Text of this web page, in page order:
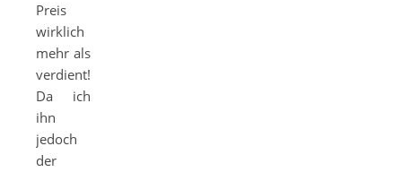
Preis
wirklich
mehr als
verdient!
Da ich
ihn
jedoch
der